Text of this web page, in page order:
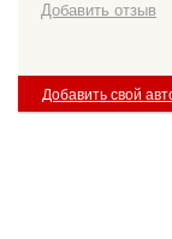
Добавить отзыв
Добавить свой